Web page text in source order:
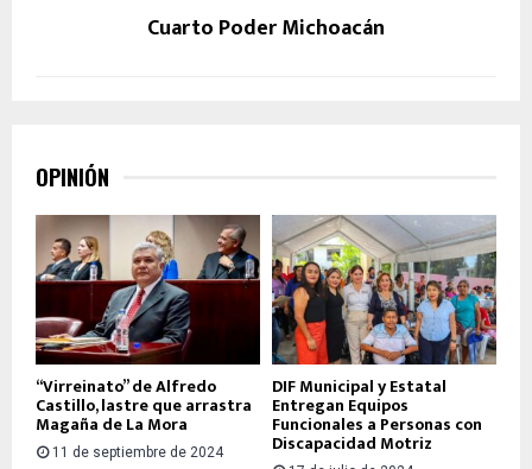
Cuarto Poder Michoacán
OPINIÓN
“Virreinato” de Alfredo
Castillo, lastre que arrastra
Magaña de La Mora
11 de septiembre de 2024
DIF Municipal y Estatal
Entregan Equipos
Funcionales a Personas con
Discapacidad Motriz